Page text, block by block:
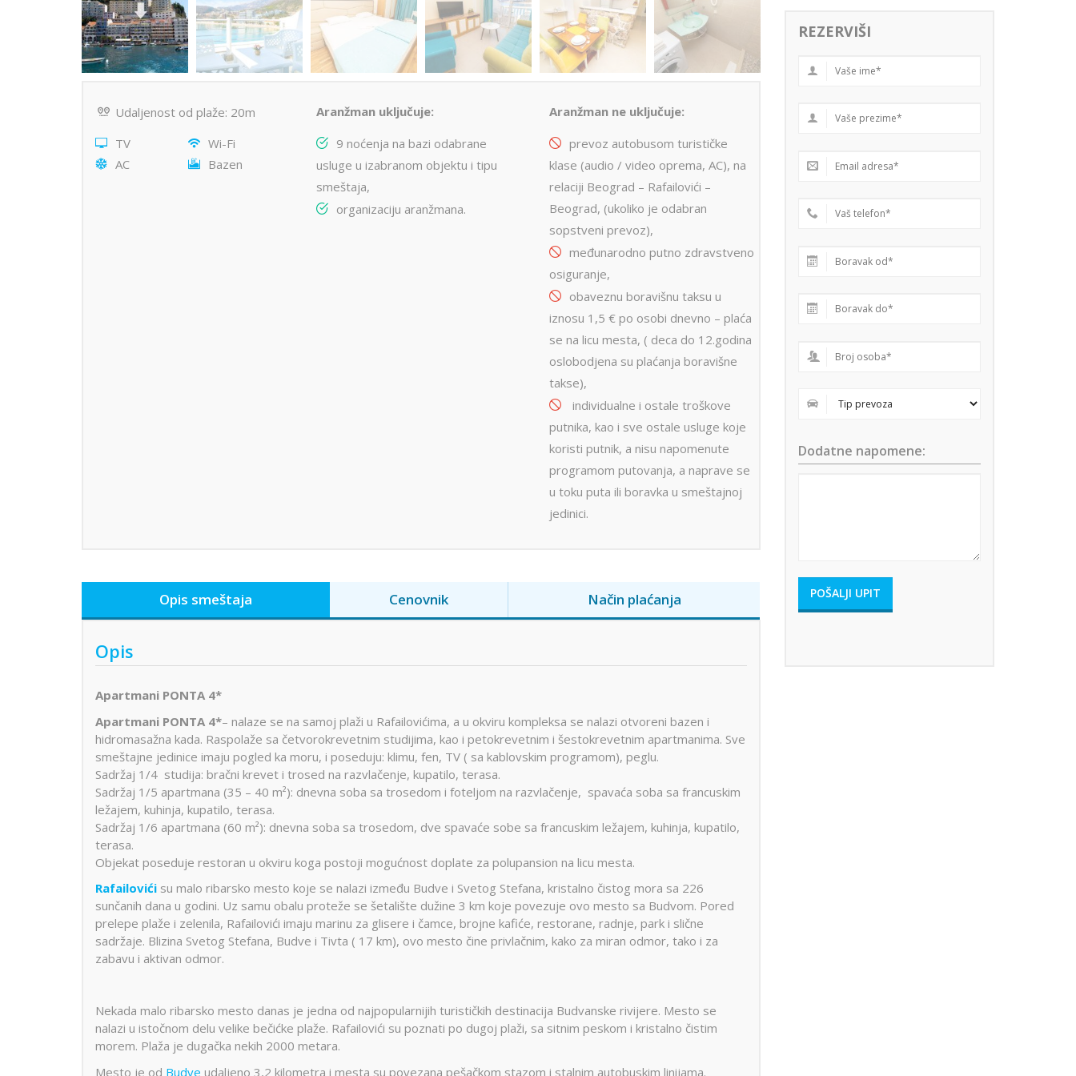
Udaljenost od plaže: 20m
TV
Wi-Fi
AC
Bazen
Aranžman uključuje:
9 noćenja na bazi odabrane
usluge u izabranom objektu i tipu
smeštaja,
organizaciju aranžmana.
Aranžman ne uključuje:
prevoz autobusom turističke
klase (audio / video oprema, AC), na
relaciji Beograd – Rafailovići –
Beograd, (ukoliko je odabran
sopstveni prevoz),
međunarodno putno zdravstveno
osiguranje,
obaveznu boravišnu taksu u
iznosu 1,5 € po osobi dnevno – plaća
se na licu mesta, ( deca do 12.godina
oslobodjena su plaćanja boravišne
takse),
individualne i ostale troškove
putnika, kao i sve ostale usluge koje
koristi putnik, a nisu napomenute
programom putovanja, a naprave se
u toku puta ili boravka u smeštajnoj
jedinici.
Opis smeštaja Cenovnik Način plaćanja
Opis
Apartmani PONTA 4*
Apartmani PONTA 4*– nalaze se na samoj plaži u Rafailovićima, a u okviru kompleksa se nalazi otvoreni bazen i
hidromasažna kada. Raspolaže sa četvorokrevetnim studijima, kao i petokrevetnim i šestokrevetnim apartmanima. Sve
smeštajne jedinice imaju pogled ka moru, i poseduju: klimu, fen, TV ( sa kablovskim programom), peglu.
Sadržaj 1/4 studija: bračni krevet i trosed na razvlačenje, kupatilo, terasa.
Sadržaj 1/5 apartmana (35 – 40 m²): dnevna soba sa trosedom i foteljom na razvlačenje, spavaća soba sa francuskim
ležajem, kuhinja, kupatilo, terasa.
Sadržaj 1/6 apartmana (60 m²): dnevna soba sa trosedom, dve spavaće sobe sa francuskim ležajem, kuhinja, kupatilo,
terasa.
Objekat poseduje restoran u okviru koga postoji mogućnost doplate za polupansion na licu mesta.
Rafailovići su malo ribarsko mesto koje se nalazi između Budve i Svetog Stefana, kristalno čistog mora sa 226
sunčanih dana u godini. Uz samu obalu proteže se šetalište dužine 3 km koje povezuje ovo mesto sa Budvom. Pored
prelepe plaže i zelenila, Rafailovići imaju marinu za glisere i čamce, brojne kafiće, restorane, radnje, park i slične
sadržaje. Blizina Svetog Stefana, Budve i Tivta ( 17 km), ovo mesto čine privlačnim, kako za miran odmor, tako i za
zabavu i aktivan odmor.
Nekada malo ribarsko mesto danas je jedna od najpopularnijih turističkih destinacija Budvanske rivijere. Mesto se
nalazi u istočnom delu velike bečićke plaže. Rafailovići su poznati po dugoj plaži, sa sitnim peskom i kristalno čistim
morem. Plaža je dugačka nekih 2000 metara.
Mesto je od Budve udaljeno 3,2 kilometra i mesta su povezana pešačkom stazom i stalnim autobuskim linijama.
REZERVIŠI
Dodatne napomene: